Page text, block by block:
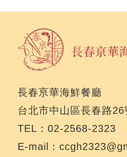
長春亰華海鮮餐廳
台北市中山區長春路26
TEL：02-2568-2323
E-mail：